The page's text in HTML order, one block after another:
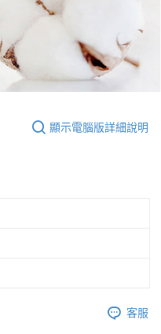
顯示電腦版詳細說明
客服